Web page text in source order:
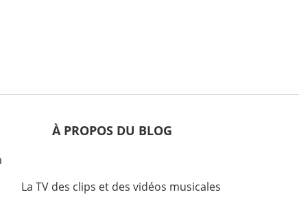
À PROPOS DU BLOG
La TV des clips et des vidéos musicales